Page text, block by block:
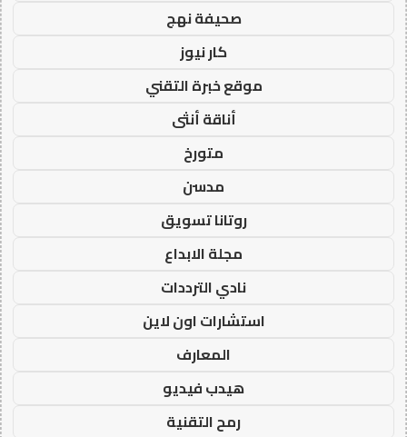
صحيفة نهج
كار نيوز
موقع خبرة التقني
أناقة أنثى
متورخ
مدسن
روتانا تسويق
مجلة الابداع
نادي الترددات
استشارات اون لاين
المعارف
هيدب فيديو
رمح التقنية